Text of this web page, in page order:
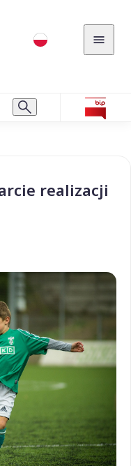
realizacji